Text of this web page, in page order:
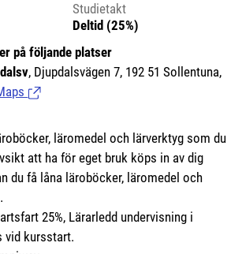
Studietakt
Deltid (25%)
på följande platser
, Djupdalsvägen 7, 192 51 Sollentuna,
(Länk till extern sida.)
läromedel och lärverktyg som du
att ha för eget bruk köps in av dig
du få låna läroböcker, läromedel och
25%, Lärarledd undervisning i
vid kursstart.